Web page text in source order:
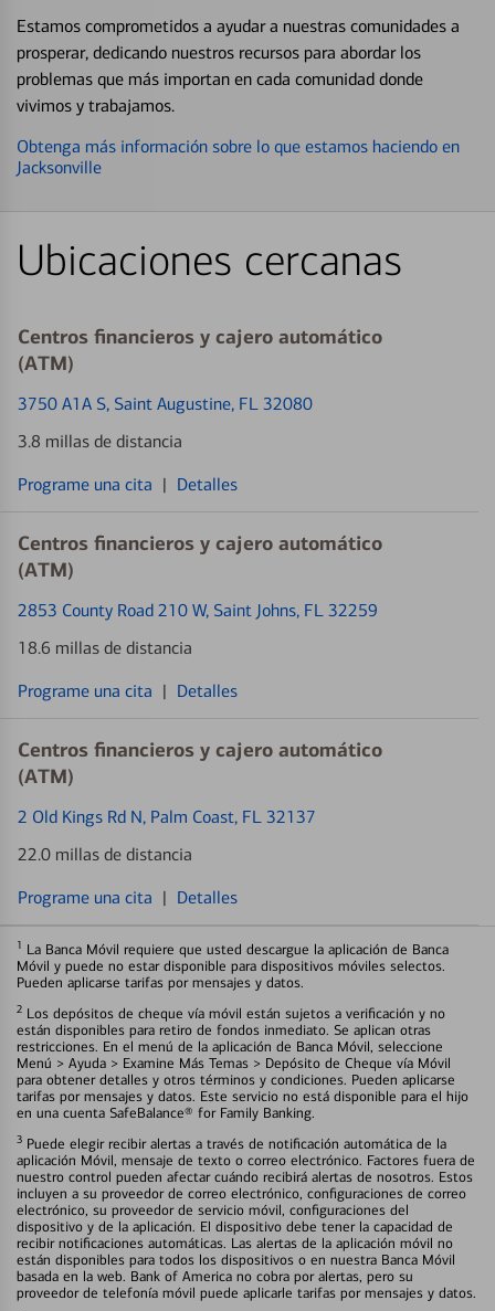
Estamos comprometidos a ayudar a nuestras comunidades a
prosperar, dedicando nuestros recursos para abordar los
problemas que más importan en cada comunidad donde
vivimos y trabajamos.
Obtenga más información sobre lo que estamos haciendo en
Jacksonville
Ubicaciones cercanas
Centros financieros y cajero automático
(ATM)
3750 A1A S, Saint Augustine, FL 32080
3.8 millas de distancia
Programe una cita | Detalles
Centros financieros y cajero automático
(ATM)
2853 County Road 210 W, Saint Johns, FL 32259
18.6 millas de distancia
Programe una cita | Detalles
Centros financieros y cajero automático
(ATM)
2 Old Kings Rd N, Palm Coast, FL 32137
22.0 millas de distancia
Programe una cita | Detalles
1 La Banca Móvil requiere que usted descargue la aplicación de Banca
Móvil y puede no estar disponible para dispositivos móviles selectos.
Pueden aplicarse tarifas por mensajes y datos.
2 Los depósitos de cheque vía móvil están sujetos a verificación y no
están disponibles para retiro de fondos inmediato. Se aplican otras
restricciones. En el menú de la aplicación de Banca Móvil, seleccione
Menú > Ayuda > Examine Más Temas > Depósito de Cheque vía Móvil
para obtener detalles y otros términos y condiciones. Pueden aplicarse
tarifas por mensajes y datos. Este servicio no está disponible para el hijo
en una cuenta SafeBalance® for Family Banking.
3 Puede elegir recibir alertas a través de notificación automática de la
aplicación Móvil, mensaje de texto o correo electrónico. Factores fuera de
nuestro control pueden afectar cuándo recibirá alertas de nosotros. Estos
incluyen a su proveedor de correo electrónico, configuraciones de correo
electrónico, su proveedor de servicio móvil, configuraciones del
dispositivo y de la aplicación. El dispositivo debe tener la capacidad de
recibir notificaciones automáticas. Las alertas de la aplicación móvil no
están disponibles para todos los dispositivos o en nuestra Banca Móvil
basada en la web. Bank of America no cobra por alertas, pero su
proveedor de telefonía móvil puede aplicarle tarifas por mensajes y datos.